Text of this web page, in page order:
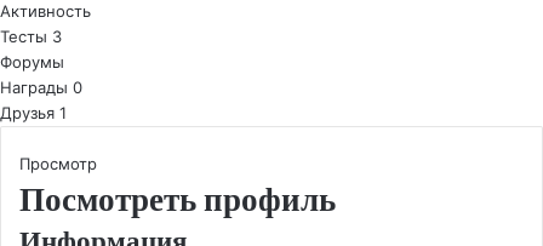
Активность
Тесты 3
Форумы
Награды 0
Друзья 1
Просмотр
Посмотреть профиль